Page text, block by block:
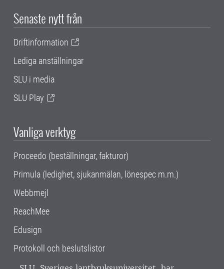
Senaste nytt från
Driftinformation
Lediga anställningar
SLU i media
SLU Play
Vanliga verktyg
Proceedo (beställningar, fakturor)
Primula (ledighet, sjukanmälan, lönespec m.m.)
Webbmejl
ReachMee
Edusign
Protokoll och beslutslistor